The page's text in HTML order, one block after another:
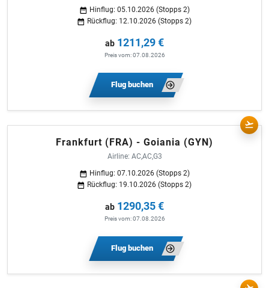
Hinflug: 05.10.2026 (Stopps 2)
Rückflug: 12.10.2026 (Stopps 2)
ab 1211,29 €
Preis vom: 07.08.2026
Flug buchen
Frankfurt (FRA) - Goiania (GYN)
Airline: AC,AC,G3
Hinflug: 07.10.2026 (Stopps 2)
Rückflug: 19.10.2026 (Stopps 2)
ab 1290,35 €
Preis vom: 07.08.2026
Flug buchen